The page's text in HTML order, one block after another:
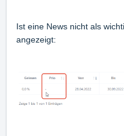
Ist eine News nicht als
angezeigt: